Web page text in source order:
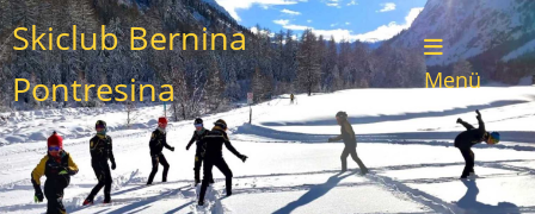
Skiclub Bernina
Pontresina
Menü